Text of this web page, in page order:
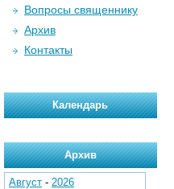
Вопросы священнику
Архив
Контакты
Календарь
Архив
Август - 2026